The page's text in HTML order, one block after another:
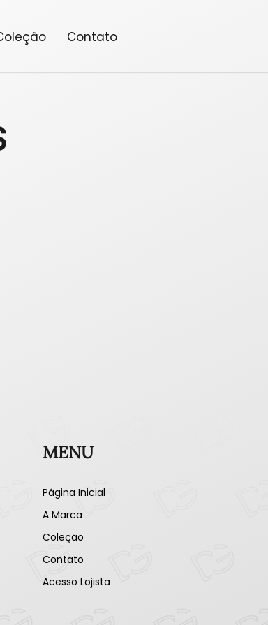
Contato
MENU
Página Inicial
A Marca
Coleção
Contato
Acesso Lojista